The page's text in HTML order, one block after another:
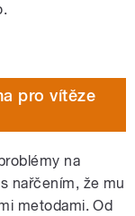
pro vítěze
na
nařčením, že mu
metodami. Od